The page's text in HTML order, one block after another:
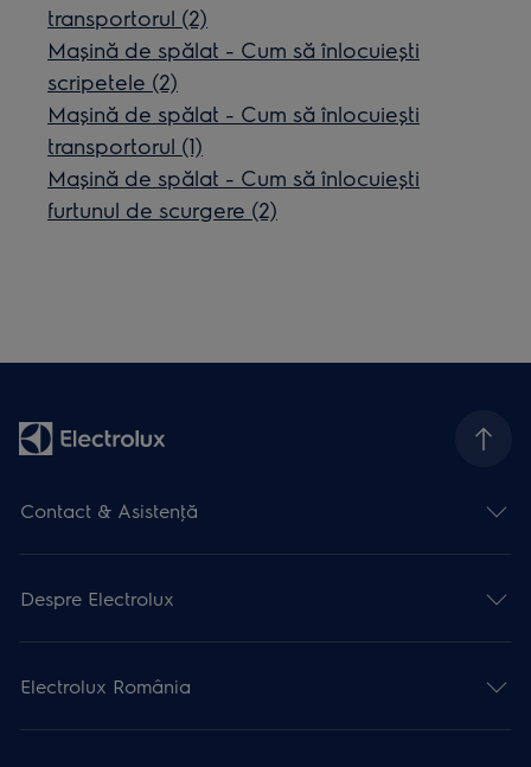
transportorul (2)
Mașină de spălat - Cum să înlocuiești
scripetele (2)
Mașină de spălat - Cum să înlocuiești
transportorul (1)
Mașină de spălat - Cum să înlocuiești
furtunul de scurgere (2)
Contact & Asistenţă
Despre Electrolux
Electrolux România